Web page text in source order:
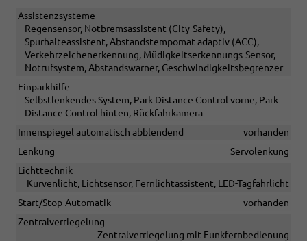
Assistenzsysteme
Regensensor, Notbremsassistent (City-Safety),
Spurhalteassistent, Abstandstempomat adaptiv (ACC),
Verkehrzeichenerkennung, Müdigkeitserkennungs-Sensor,
Notrufsystem, Abstandswarner, Geschwindigkeitsbegrenzer
Einparkhilfe
Selbstlenkendes System, Park Distance Control vorne, Park
Distance Control hinten, Rückfahrkamera
Innenspiegel automatisch abblendend
vorhanden
Lenkung
Servolenkung
Lichttechnik
Kurvenlicht, Lichtsensor, Fernlichtassistent, LED-Tagfahrlicht
Start/Stop-Automatik
vorhanden
Zentralverriegelung
Zentralverriegelung mit Funkfernbedienung